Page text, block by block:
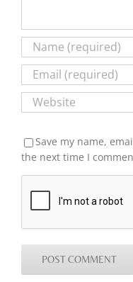
Save my name,
the next time I